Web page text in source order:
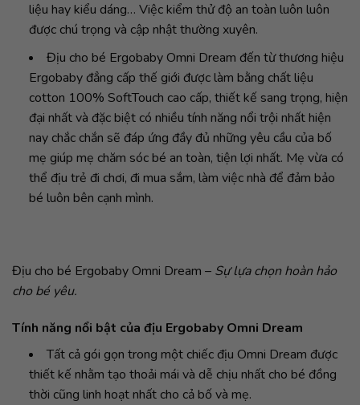
liệu hay kiểu dáng… Việc kiểm thử độ an toàn luôn luôn
được chú trọng và cập nhậtthường xuyên.
Địu cho bé Ergobaby Omni Dream đến từ thương hiệu
Ergobaby đẳng cấp thế giới được làm bằng chất liệu
cotton 100% SoftTouch cao cấp, thiết kế sang trọng, hiện
đại nhất và đặc biệt có nhiều tính năng nổi trội nhất hiện
nay chắc chắn sẽ đáp ứng đầy đủ những yêu cầu của bố
mẹ giúp mẹ chăm sóc bé an toàn, tiện lợi nhất. Mẹ vừa có
thể địu trẻ đi chơi, đi mua sắm, làm việc nhà để đảm bảo
bé luôn bên cạnh mình.
Địu cho bé Ergobaby Omni Dream – Sự lựa chọn hoàn hảo
cho bé yêu.
Tính năng nổi bật của địu Ergobaby Omni Dream
Tất cả gói gọn trong một chiếc địu Omni Dream được
thiết kế nhằm tạo thoải mái và dễ chịu nhất cho bé đồng
thời cũng linh hoạt nhất cho cả bố và mẹ.